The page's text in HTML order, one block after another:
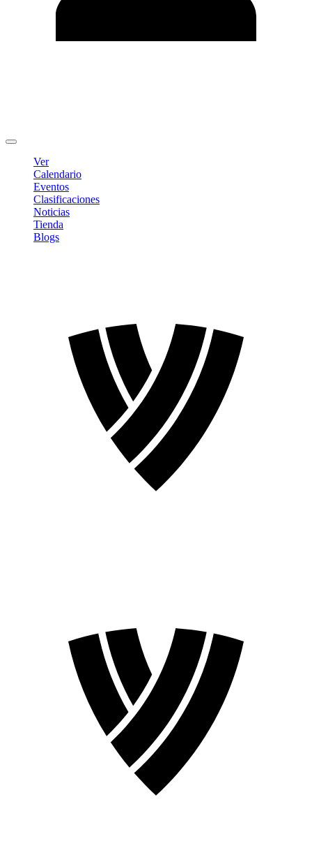
Ver
Calendario
Eventos
Clasificaciones
Noticias
Tienda
Blogs